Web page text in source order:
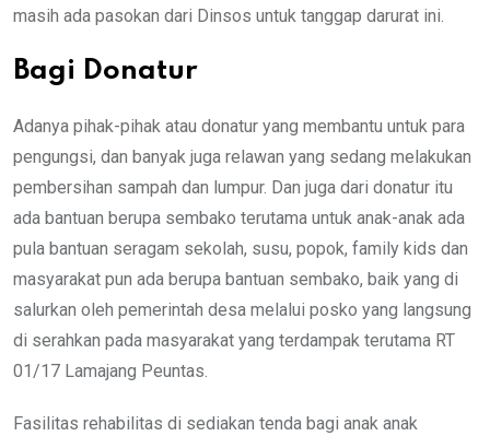
masih ada pasokan dari Dinsos untuk tanggap darurat ini.
Bagi Donatur
Adanya pihak-pihak atau donatur yang membantu untuk para
pengungsi, dan banyak juga relawan yang sedang melakukan
pembersihan sampah dan lumpur. Dan juga dari donatur itu
ada bantuan berupa sembako terutama untuk anak-anak ada
pula bantuan seragam sekolah, susu, popok, family kids dan
masyarakat pun ada berupa bantuan sembako, baik yang di
salurkan oleh pemerintah desa melalui posko yang langsung
di serahkan pada masyarakat yang terdampak terutama RT
01/17 Lamajang Peuntas.
Fasilitas rehabilitas di sediakan tenda bagi anak anak